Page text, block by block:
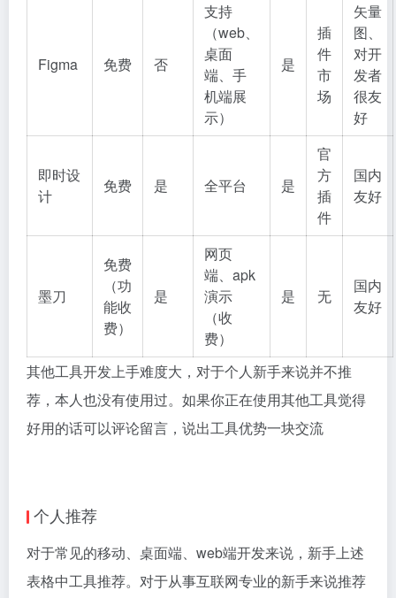
Figma 免费 否
支持
（web、
桌面
端、手
机端展
示）
是
插
件
市
场
矢量
图、
对开
发者
很友
好
即时设
计
免费 是 全平台 是
官
方
插
件
国内
友好
墨刀
免费
（功
能收
费）
是
网页
端、apk
演示
（收
费）
是 无
国内
友好
其他工具开发上手难度大，对于个人新手来说并不推
荐，本人也没有使用过。如果你正在使用其他工具觉得
好用的话可以评论留言，说出工具优势一块交流
个人推荐
对于常见的移动、桌面端、web端开发来说，新手上述
表格中工具推荐。对于从事互联网专业的新手来说推荐